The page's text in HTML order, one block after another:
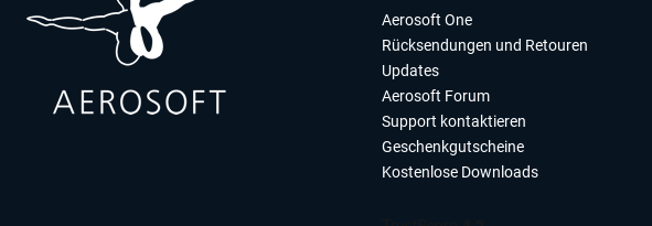
Aerosoft One
Rücksendungen und Retouren
Updates
Aerosoft Forum
Support kontaktieren
Geschenkgutscheine
Kostenlose Downloads